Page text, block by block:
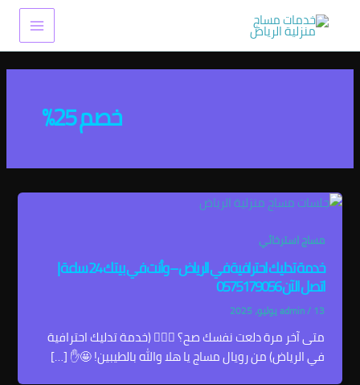
المحتوى
Main
Menu
خصم 25%
مساج استرخائي
خدمة تدليك احترافية في الرياض – وأنت في بيتك 24 ساعة |
اتصل الآن 0575179056
admin/13 يوليو، 2025
متى آخر مرة دلعت نفسك صح؟ 💆‍♂️✨ (خدمة تدليك احترافية
في الرياض) من رويال مساج يا هلا والله بالطيبين! 🤩✋ […]